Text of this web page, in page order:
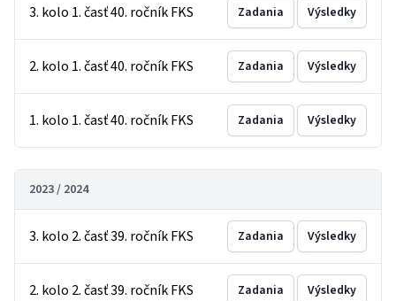
3. kolo 1. časť 40. ročník FKS Zadania Výsledky
2. kolo 1. časť 40. ročník FKS Zadania Výsledky
1. kolo 1. časť 40. ročník FKS Zadania Výsledky
2023 / 2024
3. kolo 2. časť 39. ročník FKS Zadania Výsledky
2. kolo 2. časť 39. ročník FKS Zadania Výsledky